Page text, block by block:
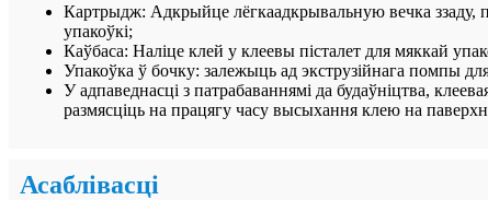
Картрыдж: Адкрыйце лёгкаадкрывальную вечка ззаду,
упакоўкі;
Каўбаса: Наліце ​​клей у клеевы пісталет для мяккай
Упакоўка ў бочку: залежыць ад экструзійнага помпы
У адпаведнасці з патрабаваннямі да будаўніцтва,
размясціць на працягу часу высыхання клею на
Асаблівасці